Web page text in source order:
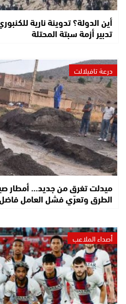
أين الدولة؟ تدوينة نارية
تدبير أزمة سبتة المحتلة
درعة تافيلالت
ميدلت تغرق من جديد… أمطار
الطرق وتعرّي فشل العامل
أصداء الملاعب